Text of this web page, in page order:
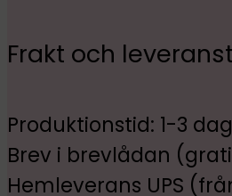
Frakt och
Produktionstid: 1-3
Brev i brevlådan
Hemleverans UPS